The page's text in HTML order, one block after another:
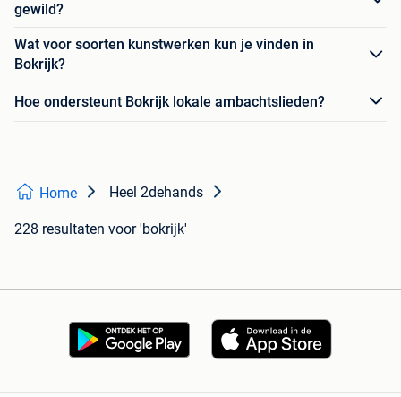
gewild?
Wat voor soorten kunstwerken kun je vinden in
Bokrijk?
Hoe ondersteunt Bokrijk lokale ambachtslieden?
Home Heel 2dehands
228 resultaten voor 'bokrijk'